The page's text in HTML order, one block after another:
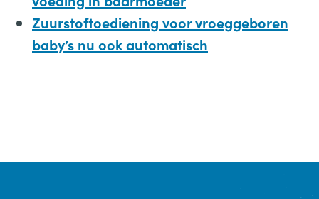
Zuurstoftoediening voor vroeggeboren
baby’s nu ook automatisch